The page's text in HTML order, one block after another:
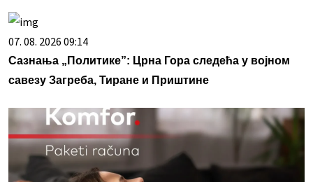
07. 08. 2026 09:14
Сазнања „Политике”: Црна Гора следећа у војном
савезу Загреба, Тиране и Приштине